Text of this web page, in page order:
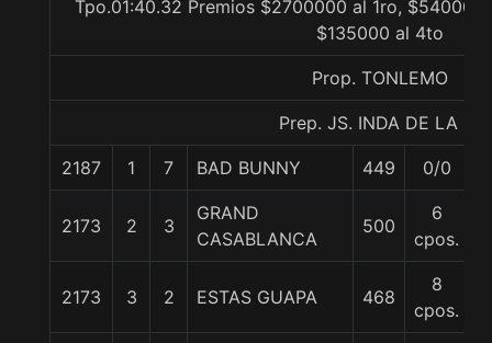
Tpo.01:40.32 Premios $2700000 al 1ro,
$135000 al 4to
Prop. TONLEMO
Prep. JS. INDA DE LA C.
2187 1 7 BAD BUNNY 449 0/0
2173 2 3
GRAND
CASABLANCA
500
6
cpos.
2173 3 2 ESTAS GUAPA 468
8
cpos.